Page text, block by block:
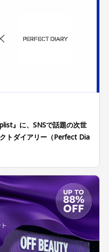
』に、SNSで話題の次世
トダイアリー（Perfect Dia